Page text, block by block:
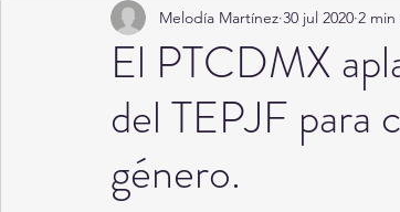
Deportes Salud
Round Cero Columnistas
Chismes
El PTCDMX
del TEPJF para
género.
Melodía Martínez 30 jul 2020 2